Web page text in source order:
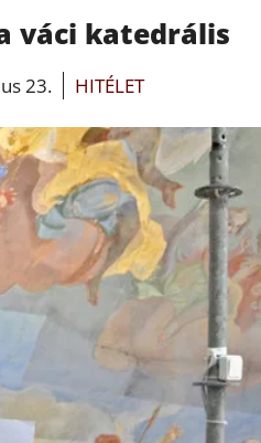
váci katedrális
23. HITÉLET